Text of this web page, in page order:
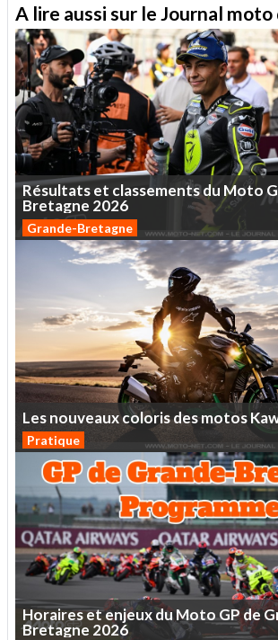
A lire aussi sur le Journal
Résultatset classementsdu Moto
Bretagne 2026
Grande-Bretagne
Lesnouveauxcolorisdesmotos
Pratique
HorairesetenjeuxduMotoGPde
Bretagne 2026